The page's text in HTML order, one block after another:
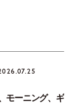
モーニング、ギ